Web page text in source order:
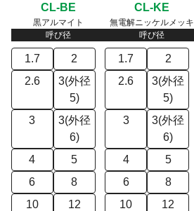
CL-BE
黒アルマイト
呼び径
1.7
2
2.6
3(外径
5)
3
3(外径
6)
4
5
6
8
10
12
CL-KE
無電解ニッケルメッキ
呼び径
1.7
2
2.6
3(外径
5)
3
3(外径
6)
4
5
6
8
10
12